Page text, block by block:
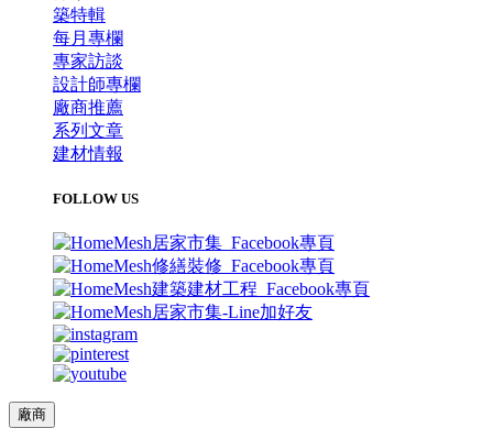
築特輯
每月專欄
專家訪談
設計師專欄
廠商推薦
系列文章
建材情報
FOLLOW US
廠商